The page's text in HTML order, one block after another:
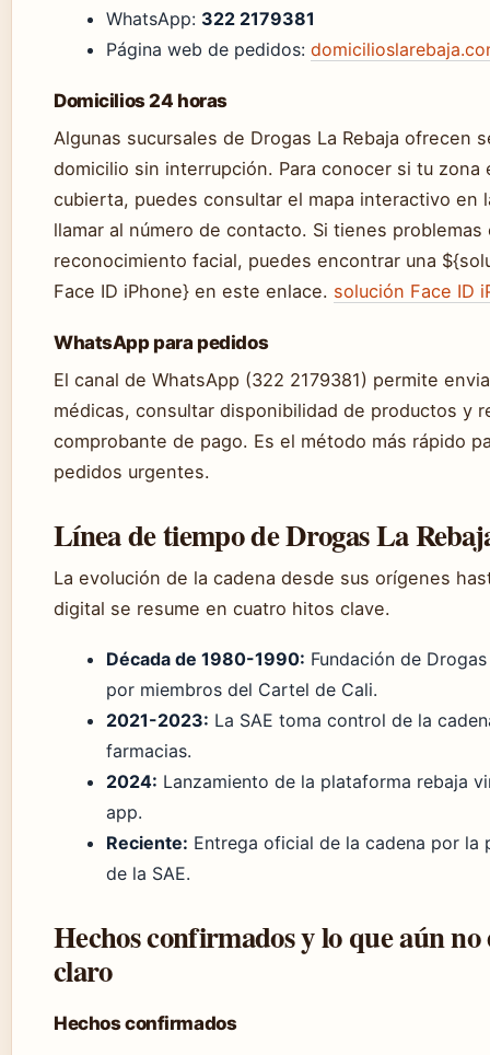
WhatsApp: 322 2179381
Página web de pedidos:
Domicilios 24 horas
Algunas sucursales de Drogas La Rebaja ofrecen
domicilio sin interrupción. Para conocer si tu zona
cubierta, puedes consultar el mapa interactivo en
llamar al número de contacto. Si tienes problemas
reconocimiento facial, puedes encontrar una
Face ID iPhone} en este enlace. solución Face ID
WhatsApp para pedidos
El canal de WhatsApp (322 2179381) permite
médicas, consultar disponibilidad de productos y
comprobante de pago. Es el método más rápido
pedidos urgentes.
Línea de tiempo de Drogas La
La evolución de la cadena desde sus orígenes
digital se resume en cuatro hitos clave.
Década de 1980-1990: Fundación de
por miembros del Cartel de Cali.
2021-2023: La SAE toma control de la
farmacias.
2024: Lanzamiento de la plataforma rebaja
app.
Reciente: Entrega oficial de la cadena por la
de la SAE.
Hechos confirmados y lo que aún no
claro
Hechos confirmados